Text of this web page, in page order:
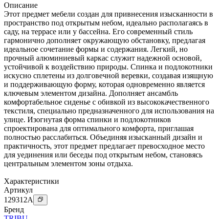
Описание
Этот предмет мебели создан для привнесения изысканности в
пространство под открытым небом, идеально располагаясь в
саду, на террасе или у бассейна. Его современный стиль
гармонично дополняет окружающую обстановку, предлагая
идеальное сочетание формы и содержания. Легкий, но
прочный алюминиевый каркас служит надежной основой,
устойчивой к воздействию природы. Спинка и подлокотники
искусно сплетены из долговечной веревки, создавая изящную
и поддерживающую форму, которая одновременно является
ключевым элементом дизайна. Дополняет ансамбль
комфортабельное сиденье с обивкой из высококачественного
текстиля, специально предназначенного для использования на
улице. Изогнутая форма спинки и подлокотников
спроектирована для оптимального комфорта, приглашая
полностью расслабиться. Объединяя изысканный дизайн и
практичность, этот предмет предлагает превосходное место
для уединения или беседы под открытым небом, становясь
центральным элементом зоны отдыха.
Характеристики
Артикул
129312A
Бренд